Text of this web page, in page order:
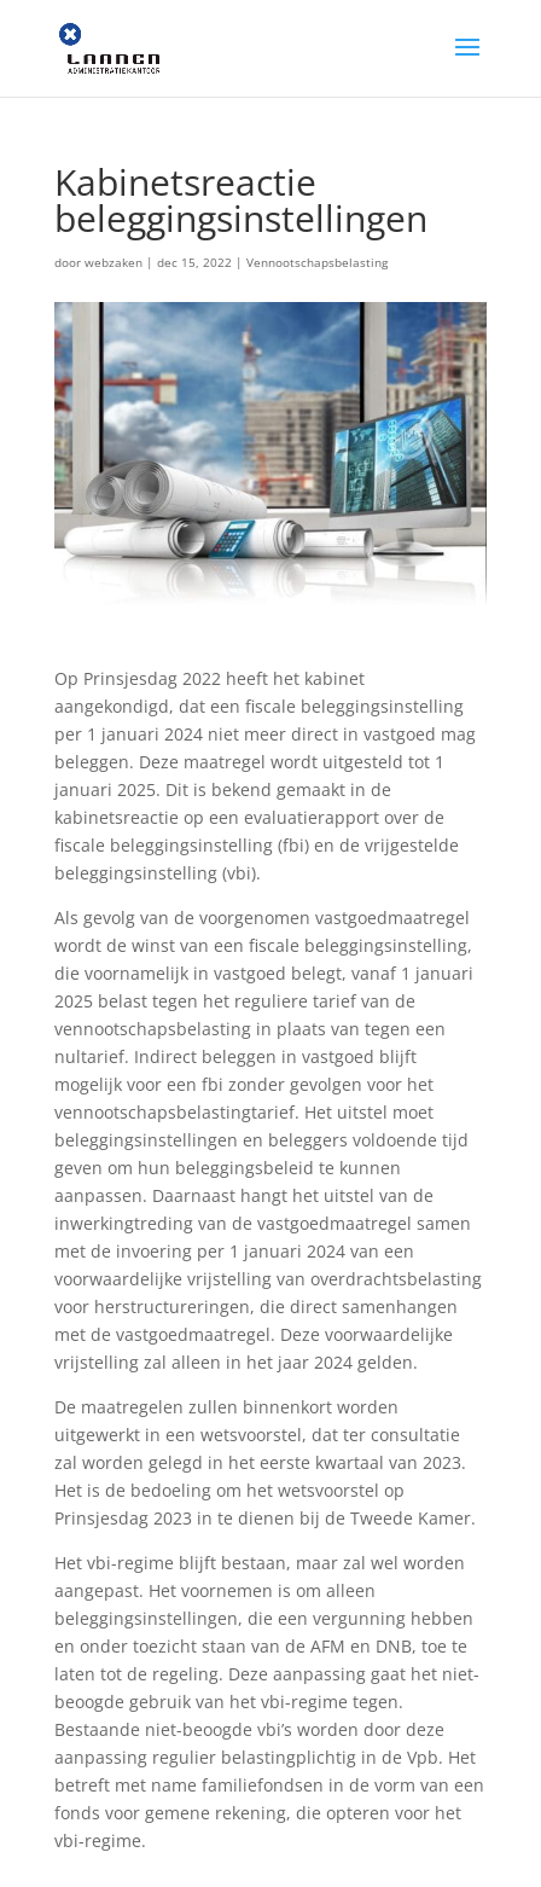
Kabinetsreactie
beleggingsinstellingen
door webzaken| dec 15, 2022 | Vennootschapsbelasting
Op Prinsjesdag 2022 heeft het kabinet
aangekondigd, dat een fiscale beleggingsinstelling
per 1 januari 2024 niet meer direct in vastgoed mag
beleggen. Deze maatregel wordt uitgesteld tot 1
januari 2025. Dit is bekend gemaakt in de
kabinetsreactie op een evaluatierapport over de
fiscale beleggingsinstelling (fbi) en de vrijgestelde
beleggingsinstelling (vbi).
Als gevolg van de voorgenomen vastgoedmaatregel
wordt de winst van een fiscale beleggingsinstelling,
die voornamelijk in vastgoed belegt, vanaf 1 januari
2025 belast tegen het reguliere tarief van de
vennootschapsbelasting in plaats van tegen een
nultarief. Indirect beleggen in vastgoed blijft
mogelijk voor een fbi zonder gevolgen voor het
vennootschapsbelastingtarief. Het uitstel moet
beleggingsinstellingen en beleggers voldoende tijd
geven om hun beleggingsbeleid te kunnen
aanpassen. Daarnaast hangt het uitstel van de
inwerkingtreding van de vastgoedmaatregel samen
met de invoering per 1 januari 2024 van een
voorwaardelijke vrijstelling van overdrachtsbelasting
voor herstructureringen, die direct samenhangen
met de vastgoedmaatregel. Deze voorwaardelijke
vrijstelling zal alleen in het jaar 2024 gelden.
De maatregelen zullen binnenkort worden
uitgewerkt in een wetsvoorstel, dat ter consultatie
zal worden gelegd in het eerste kwartaal van 2023.
Het is de bedoeling om het wetsvoorstel op
Prinsjesdag 2023 in te dienen bij de Tweede Kamer.
Het vbi-regime blijft bestaan, maar zal wel worden
aangepast. Het voornemen is om alleen
beleggingsinstellingen, die een vergunning hebben
en onder toezicht staan van de AFM en DNB, toe te
laten tot de regeling. Deze aanpassing gaat het niet-
beoogde gebruik van het vbi-regime tegen.
Bestaande niet-beoogde vbi’s worden door deze
aanpassing regulier belastingplichtig in de Vpb. Het
betreft met name familiefondsen in de vorm van een
fonds voor gemene rekening, die opteren voor het
vbi-regime.